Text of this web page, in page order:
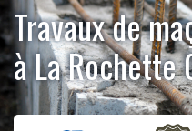
Travaux de
à La